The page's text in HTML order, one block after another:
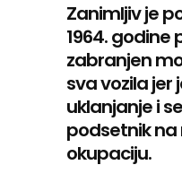
Zanimljiv je
1964. godine
zabranjen
sva vozila jer
uklanjanje i
podsetnik
okupaciju.